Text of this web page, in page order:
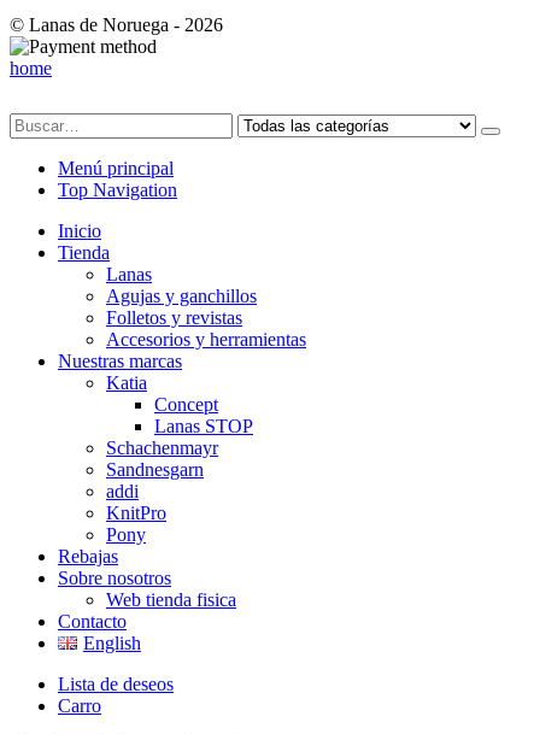
© Lanas de Noruega - 2026
home
Menú principal
Top Navigation
Inicio
Tienda
Lanas
Agujas y ganchillos
Folletos y revistas
Accesorios y herramientas
Nuestras marcas
Katia
Concept
Lanas STOP
Schachenmayr
Sandnesgarn
addi
KnitPro
Pony
Rebajas
Sobre nosotros
Web tienda fisica
Contacto
English
Lista de deseos
Carro